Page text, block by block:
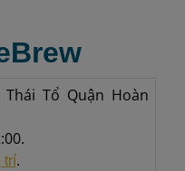
Tổ Quận Hoàn
trí.